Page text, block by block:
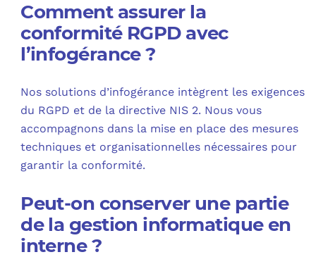
Comment assurer la
conformité RGPD avec
l’infogérance ?
Nos solutions d’infogérance intègrent les exigences
du RGPD et de la directive NIS 2. Nous vous
accompagnons dans la mise en place des mesures
techniques et organisationnelles nécessaires pour
garantir la conformité.
Peut-on conserver une partie
de la gestion informatique en
interne ?